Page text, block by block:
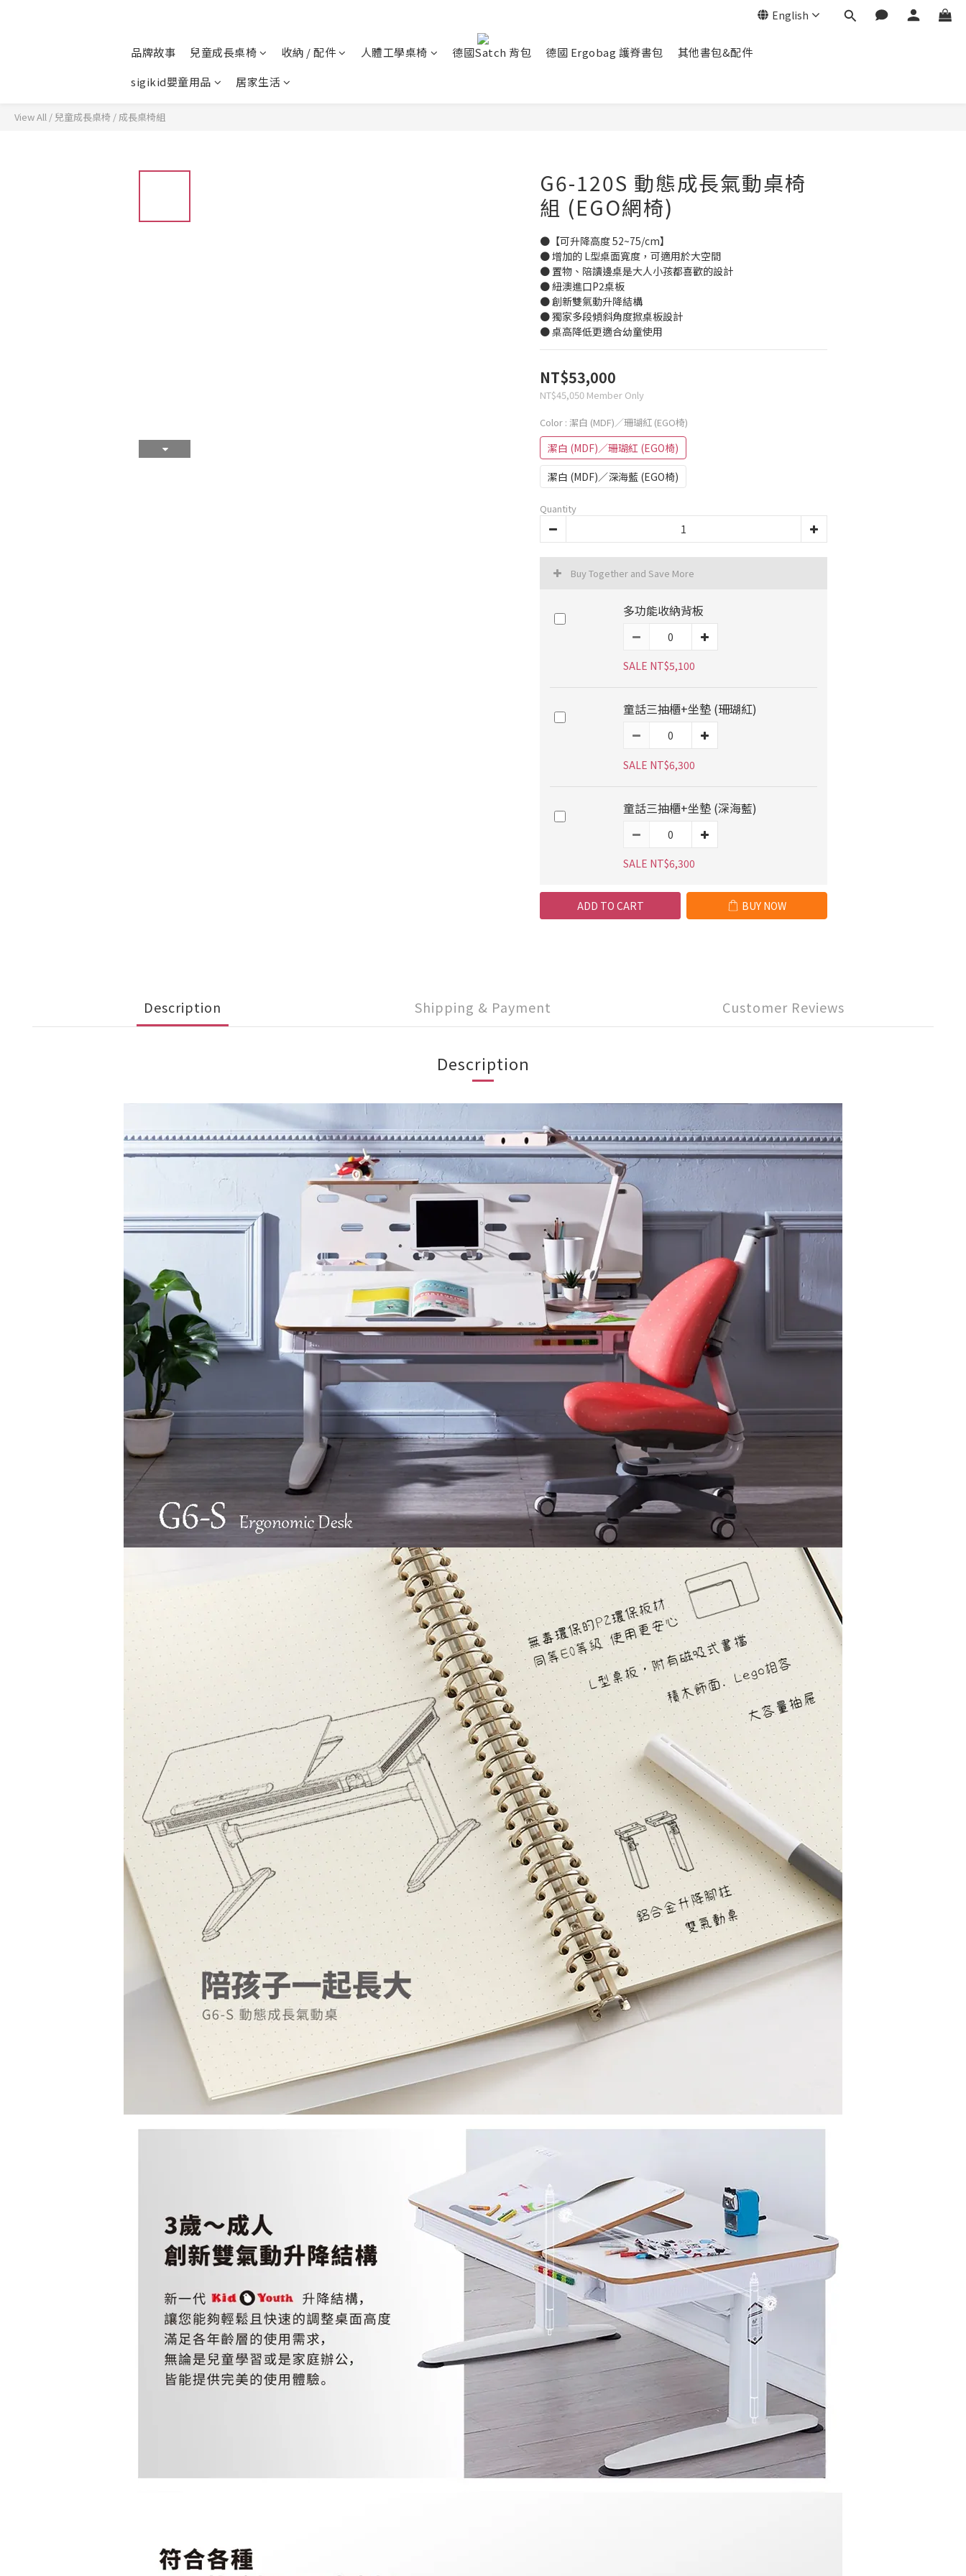
English
品牌故事 兒童成長桌椅 收納 / 配件 人體工學桌椅 德國Satch 背包 德國 Ergobag 護脊書包
其他書包&配件
sigikid嬰童用品
居家生活
View All / 兒童成長桌椅 / 成長桌椅組
G6-120S 動態成長氣動桌椅
組 (EGO網椅)
●【可升降高度 52~75/cm】
● 增加的 L型桌面寬度，可適用於大空間
● 置物、陪讀邊桌是大人小孩都喜歡的設計
● 紐澳進口P2桌板
● 創新雙氣動升降結構
● 獨家多段傾斜角度掀桌板設計
● 桌高降低更適合幼童使用
NT$53,000
NT$45,050 Member Only
Color : 潔白 (MDF)／珊瑚紅 (EGO椅)
潔白 (MDF)／珊瑚紅 (EGO椅)
潔白 (MDF)／深海藍 (EGO椅)
Quantity
Buy Together and Save More
多功能收納背板
SALE NT$5,100
童話三抽櫃+坐墊 (珊瑚紅)
SALE NT$6,300
童話三抽櫃+坐墊 (深海藍)
SALE NT$6,300
ADD TO CART BUY NOW
Description Shipping & Payment Customer Reviews
Description